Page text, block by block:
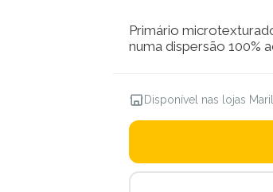
Primário
numa dispersão 100%
Disponível nas lojas